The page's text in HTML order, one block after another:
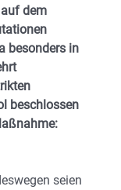
dem
besonders in
beschlossen
seien